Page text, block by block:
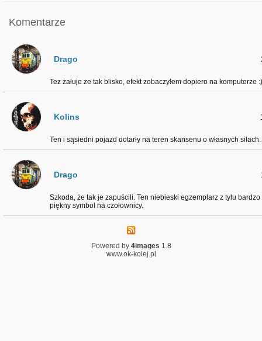
Komentarze
Drago
Tez żałuje ze tak blisko, efekt zobaczyłem dopiero na komputerze :)
Kolins
Ten i sąsiedni pojazd dotarły na teren skansenu o własnych siłach.
Drago
Szkoda, że tak je zapuścili. Ten niebieski egzemplarz z tylu
piękny symbol na czołownicy.
Powered by 4images 1.8
www.ok-kolej.pl